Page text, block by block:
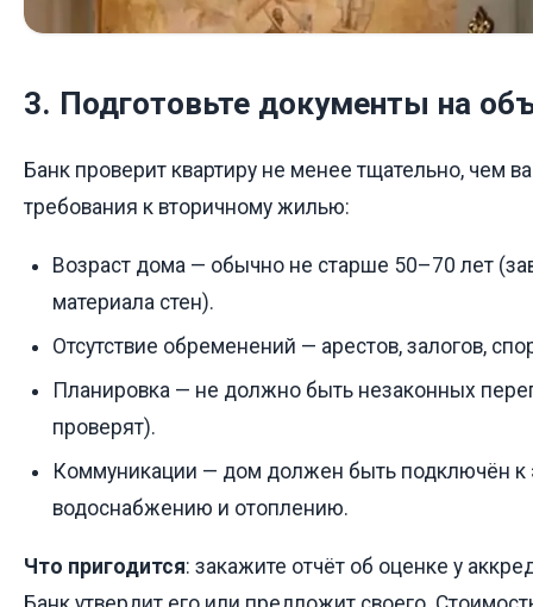
3. Подготовьте документы на
Банк проверит квартиру не менее тщательно, чем
требования к вторичному жилью:
Возраст дома — обычно не старше 50–70 лет
материала стен).
Отсутствие обременений — арестов, залогов,
Планировка — не должно быть незаконных
проверят).
Коммуникации — дом должен быть подключён к
водоснабжению и отоплению.
Что пригодится: закажите отчёт об оценке у